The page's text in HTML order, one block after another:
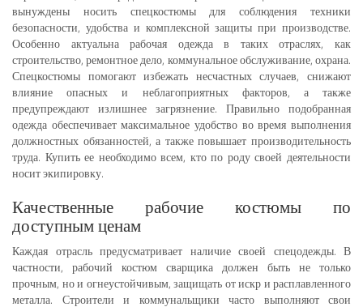
вынуждены носить спецкостюмы для соблюдения техники
безопасности, удобства и комплексной защиты при производстве.
Особенно актуальна рабочая одежда в таких отраслях, как
строительство, ремонтное дело, коммунальное обслуживание, охрана.
Спецкостюмы помогают избежать несчастных случаев, снижают
влияние опасных и неблагоприятных факторов, а также
предупреждают излишнее загрязнение. Правильно подобранная
одежда обеспечивает максимальное удобство во время выполнения
должностных обязанностей, а также повышает производительность
труда. Купить ее необходимо всем, кто по роду своей деятельности
носит экипировку.
Качественные рабочие костюмы по
доступным ценам
Каждая отрасль предусматривает наличие своей спецодежды. В
частности, рабочий костюм сварщика должен быть не только
прочным, но и огнеустойчивым, защищать от искр и расплавленного
металла. Строители и коммунальщики часто выполняют свои